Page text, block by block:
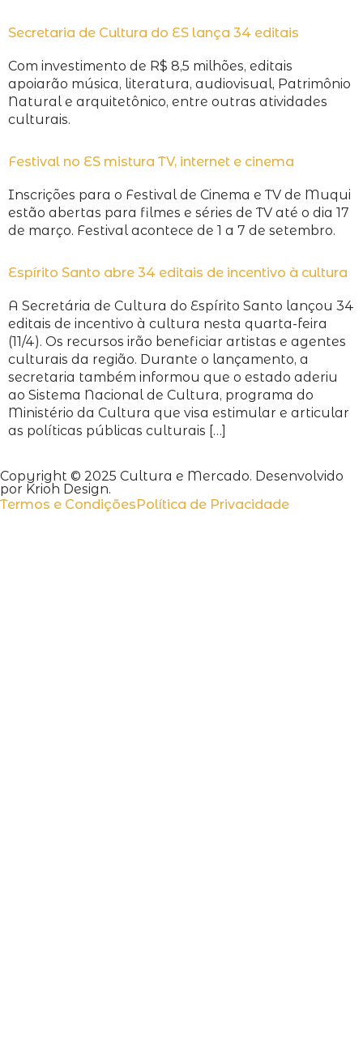
Secretaria de Cultura do ES lança 34 editais
Com investimento de R$ 8,5 milhões, editais
apoiarão música, literatura, audiovisual, Patrimônio
Natural e arquitetônico, entre outras atividades
culturais.
Festival no ES mistura TV, internet e cinema
Inscrições para o Festival de Cinema e TV de Muqui
estão abertas para filmes e séries de TV até o dia 17
de março. Festival acontece de 1 a 7 de setembro.
Espírito Santo abre 34 editais de incentivo à cultura
A Secretária de Cultura do Espírito Santo lançou 34
editais de incentivo à cultura nesta quarta-feira
(11/4). Os recursos irão beneficiar artistas e agentes
culturais da região. Durante o lançamento, a
secretaria também informou que o estado aderiu
ao Sistema Nacional de Cultura, programa do
Ministério da Cultura que visa estimular e articular
as políticas públicas culturais […]
Copyright © 2025 Cultura e Mercado. Desenvolvido
por Krioh Design.
Termos e CondiçõesPolítica de Privacidade